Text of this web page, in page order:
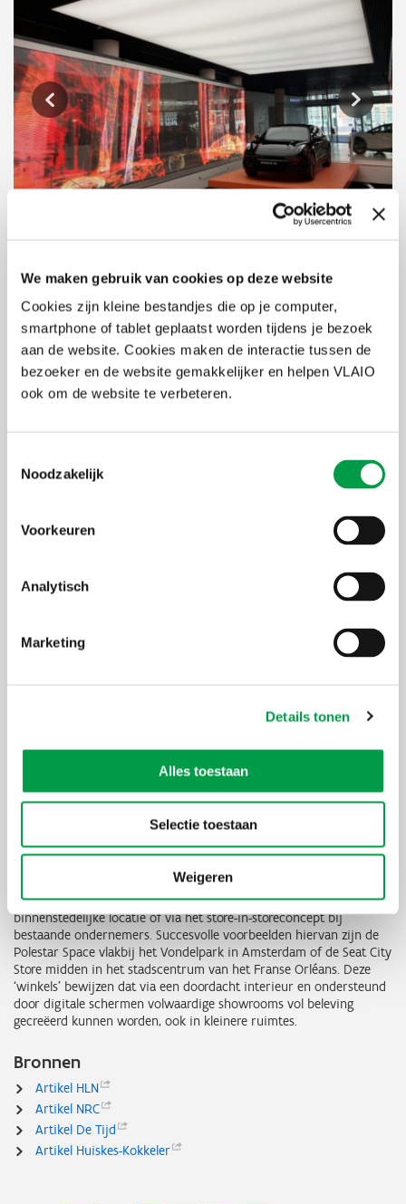
We maken gebruik van cookies op deze website
Cookies zijn kleine bestandjes die op je computer,
smartphone of tablet geplaatst worden tijdens je bezoek
aan de website. Cookies maken de interactie tussen de
bezoeker en de website gemakkelijker en helpen VLAIO
ook om de website te verbeteren.
Noodzakelijk
Voorkeuren
Analytisch
Marketing
Details tonen
Alles toestaan
Selectie toestaan
Weigeren
auto's te personaliseren. Met de SV Bespoke-service kunnen klanten
hun Range Rover tot in het kleinste detail aanpassen. Deze service
zoals 24-karaats gouden emblemen. De nadruk ligt hier op
exclusiviteit en luxe, waarbij de klant centraal staat in het
Traditionele autodealers
Bij de meer traditionele autodealers en -merken roept dit vragen
op. Hoe kunnen zij zich ook aanpassen aan een markt waar de
hoe kunnen zij zich onderscheiden in een wereld waar digitale
kanalen steeds dominanter worden in het beslissingsproces van de
visibiliteit en beleving creëren op plaatsen waar veel mensen
komen. Bijvoorbeeld via een aangepaste satellietvestiging op een
binnenstedelijke locatie of via het store-in-storeconcept bij
bestaande ondernemers. Succesvolle voorbeelden hiervan zijn de
Polestar Space vlakbij het Vondelpark in Amsterdam of de Seat City
Store midden in het stadscentrum van het Franse Orléans. Deze
‘winkels’ bewijzen dat via een doordacht interieur en ondersteund
door digitale schermen volwaardige showrooms vol beleving
gecreëerd kunnen worden, ook in kleinere ruimtes.
Bronnen
Artikel HLN
Artikel NRC
Artikel De Tijd
Artikel Huiskes-Kokkeler